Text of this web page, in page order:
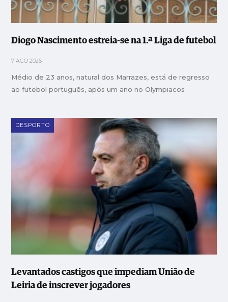
Diogo Nascimento estreia-se na 1.ª Liga de futebol
7 AGO 2026
Médio de 23 anos, natural dos Marrazes, está de regresso
ao futebol português, após um ano no Olympiacos
DESPORTO
Levantados castigos que impediam União de
Leiria de inscrever jogadores